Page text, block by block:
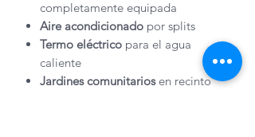
completamente equipada
Aire acondicionado por splits
Termo eléctrico para el agua
caliente
Jardines comunitariosen recinto